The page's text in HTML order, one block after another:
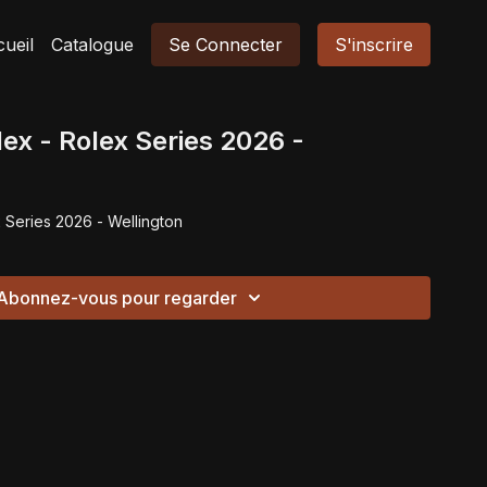
Catalogue Se Connecter S'inscrire
- Rolex Series 2026 -
2026 - Wellington
vous pour regarder